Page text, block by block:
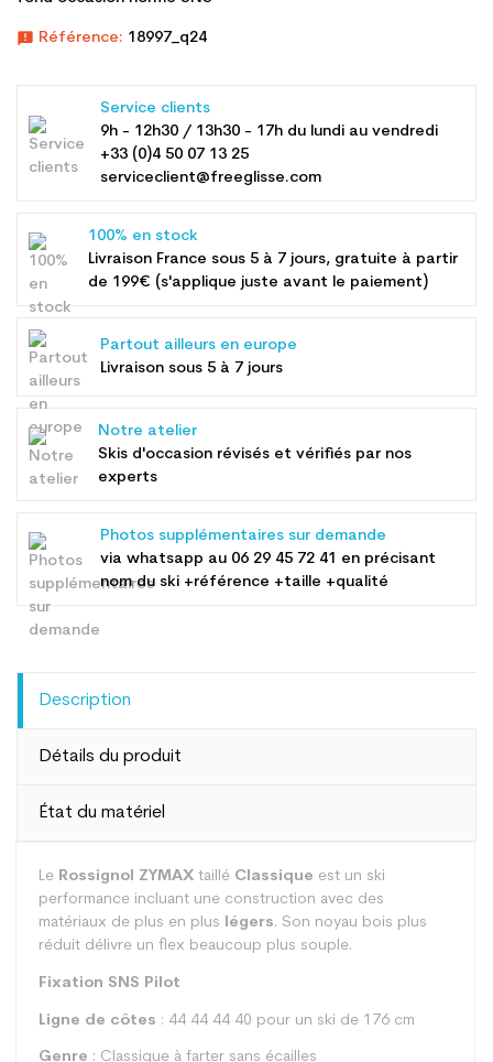
announcement Référence: 18997_q24
Service clients
9h - 12h30 / 13h30 - 17h du lundi au vendredi
+33 (0)4 50 07 13 25
serviceclient@freeglisse.com
100% en stock
Livraison France sous 5 à 7 jours, gratuite à partir
de 199€ (s'applique juste avant le paiement)
Partout ailleurs en europe
Livraison sous 5 à 7 jours
Notre atelier
Skis d'occasion révisés et vérifiés par nos
experts
Photos supplémentaires sur demande
via whatsapp au 06 29 45 72 41 en précisant
nom du ski +référence +taille +qualité
Description
Détails du produit
État du matériel
Le Rossignol ZYMAX taillé Classique est un ski
performance incluant une construction avec des
matériaux de plus en plus légers. Son noyau bois plus
réduit délivre un flex beaucoup plus souple.
Fixation SNS Pilot
Ligne de côtes : 44 44 44 40 pour un ski de 176 cm
Genre : Classique à farter sans écailles